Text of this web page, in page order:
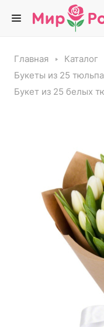
Главная Каталог
Букеты из 25
Букет из 25 белых